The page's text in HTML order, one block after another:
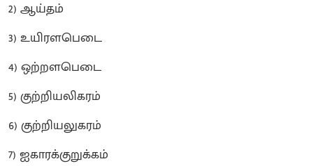
2) ஆய்தம்
3) உயிரளபெடை
4) ஒற்றளபெடை
5) குற்றியலிகரம்
6) குற்றியலுகரம்
7) ஐகாரக்குறுக்கம்